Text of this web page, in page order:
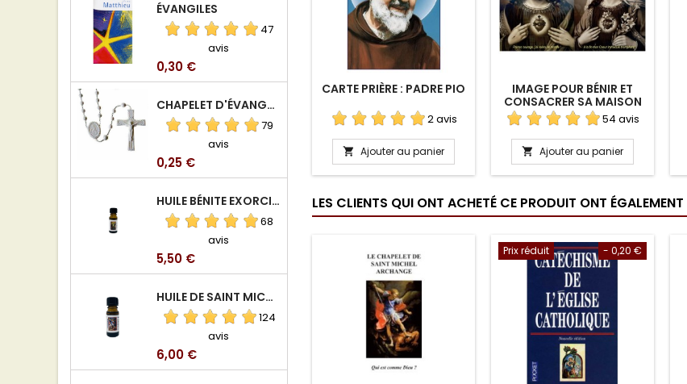
ÉVANGILES
47
avis
Prix
0,30 €
CHAPELET D'ÉVANGÉLISATION
79
avis
Prix
0,25 €
HUILE BÉNITE EXORCISÉE
68
avis
Prix
5,50 €
HUILE DE SAINT MICHEL ARCHANGE
124
avis
Prix
6,00 €
CARTE PRIÈRE : PADRE PIO
2 avis
 Ajouter au panier
IMAGE POUR BÉNIR ET
CONSACRER SA MAISON
54 avis
 Ajouter au panier
LES CLIENTS QUI ONT ACHETÉ CE PRODUIT ONT
- 0,20 €
Prix réduit